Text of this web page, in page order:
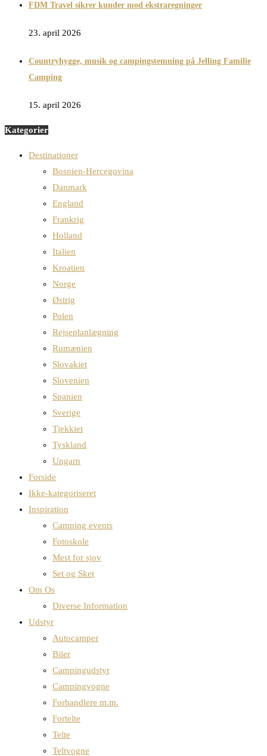
FDM Travel sikrer kunder mod ekstraregninger
23. april 2026
Countryhygge, musik og campingstemning på Jelling Familie
Camping
15. april 2026
Kategorier
Destinationer
Bosnien-Hercegovina
Danmark
England
Frankrig
Holland
Italien
Kroatien
Norge
Østrig
Polen
Rejseplanlægning
Rumænien
Slovakiet
Slovenien
Spanien
Sverige
Tjekkiet
Tyskland
Ungarn
Forside
Ikke-kategoriseret
Inspiration
Camping events
Fotoskole
Mest for sjov
Set og Sket
Om Os
Diverse Information
Udstyr
Autocamper
Biler
Campingudstyr
Campingvogne
Forhandlere m.m.
Fortelte
Telte
Teltvogne